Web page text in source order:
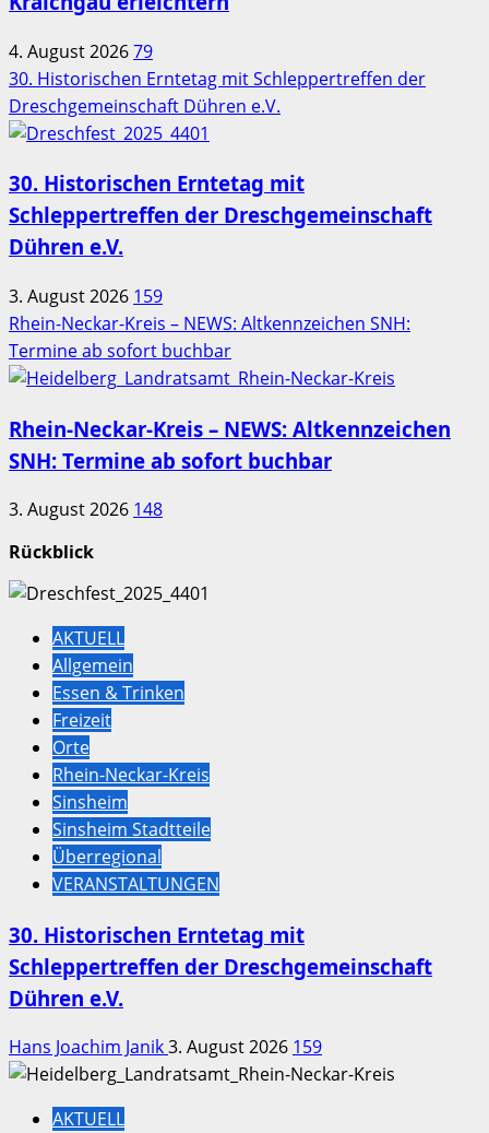
4. August 202679
30. Historischen Erntetag mit Schleppertreffen der
Dreschgemeinschaft Dühren e.V.
30. Historischen Erntetag mit
Schleppertreffen der Dreschgemeinschaft
Dühren e.V.
3. August 2026 159
Rhein-Neckar-Kreis – NEWS: Altkennzeichen SNH:
Termine ab sofort buchbar
Rhein-Neckar-Kreis – NEWS: Altkennzeichen
SNH: Termine ab sofort buchbar
3. August 2026 148
Rückblick
AKTUELL
Allgemein
Essen & Trinken
Freizeit
Orte
Rhein-Neckar-Kreis
Sinsheim
Sinsheim Stadtteile
Überregional
VERANSTALTUNGEN
30. Historischen Erntetag mit
Schleppertreffen der Dreschgemeinschaft
Dühren e.V.
Hans Joachim Janik3. August 2026 159
AKTUELL